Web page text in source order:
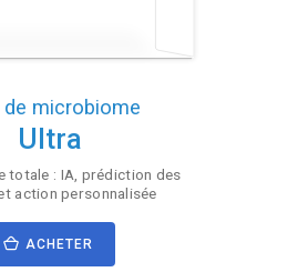
de microbiome
Ultra
totale : IA, prédiction des
action personnalisée
ACHETER